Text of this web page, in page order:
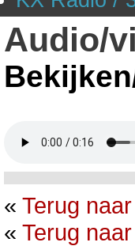
Audio/
« Terug
« Terug